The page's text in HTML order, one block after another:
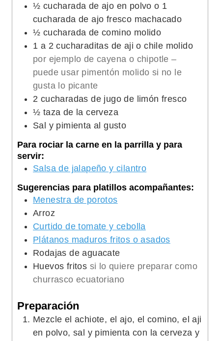
½ cucharada de ajo en polvo o 1
cucharada de ajo fresco machacado
½ cucharada de comino molido
1 a 2 cucharaditas de aji o chile molido
por ejemplo de cayena o chipotle –
puede usar pimentón molido si no le
gusta lo picante
2 cucharadas de jugo de limón fresco
½ taza de la cerveza
Sal y pimienta al gusto
Para rociar la carne en la parrilla y para
servir:
Salsa de jalapeño y cilantro
Sugerencias para platillos acompañantes:
Menestra de porotos
Arroz
Curtido de tomate y cebolla
Plátanos maduros fritos o asados
Rodajas de aguacate
Huevos fritos si lo quiere preparar como
churrasco ecuatoriano
Preparación
Mezcle el achiote, el ajo, el comino, el aji
en polvo, sal y pimienta con la cerveza y